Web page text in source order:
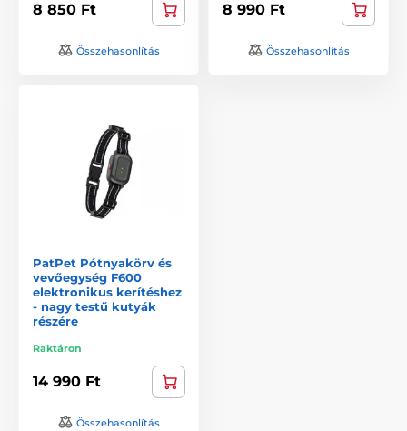
8 850 Ft
Összehasonlítás
8 990 Ft
Összehasonlítás
PatPet Pótnyakörv és
vevőegység F600
elektronikus kerítéshez
- nagy testű kutyák
részére
Raktáron
14 990 Ft
Összehasonlítás